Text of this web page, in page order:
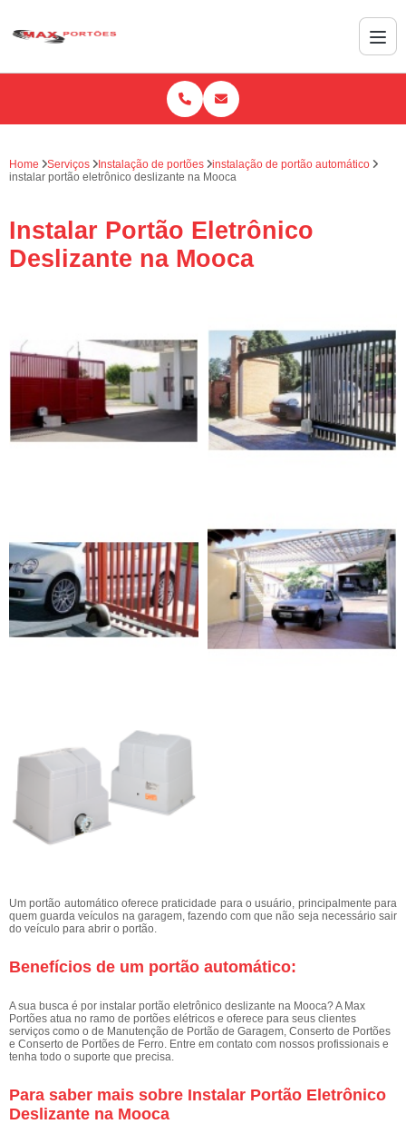
Home Serviços Instalação de portões
instalação de portão automático
instalar portão eletrônico deslizante na Mooca
Instalar Portão Eletrônico
Deslizante na Mooca
Um portão automático oferece praticidade para o usuário, principalmente para
quem guarda veículos na garagem, fazendo com que não seja necessário sair
do veículo para abrir o portão.
Benefícios de um portão automático:
A sua busca é por instalar portão eletrônico deslizante na Mooca? A Max
Portões atua no ramo de portões elétricos e oferece para seus clientes
serviços como o de Manutenção de Portão de Garagem, Conserto de Portões
e Conserto de Portões de Ferro. Entre em contato com nossos profissionais e
tenha todo o suporte que precisa.
Para saber mais sobre Instalar Portão Eletrônico
Deslizante na Mooca